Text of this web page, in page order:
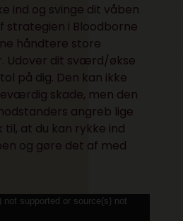
ind og svinge dit våben
strategien i Bloodborne
håndtere store
Udover dit sværd/økse
på dig. Den kan ikke
skade, men den
angreb lige
at du kan rykke ind
og gøre det af med
not supported or source(s) not